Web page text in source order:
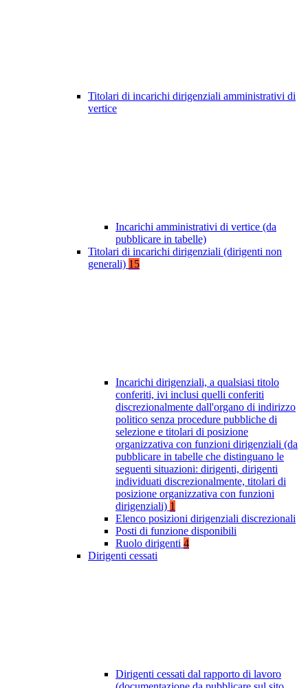
Titolari di incarichi dirigenziali amministrativi di
vertice
Incarichi amministrativi di vertice (da
pubblicare in tabelle)
Titolari di incarichi dirigenziali (dirigenti non
generali) 15
Incarichi dirigenziali, a qualsiasi titolo
conferiti, ivi inclusi quelli conferiti
discrezionalmente dall'organo di indirizzo
politico senza procedure pubbliche di
selezione e titolari di posizione
organizzativa con funzioni dirigenziali (da
pubblicare in tabelle che distinguano le
seguenti situazioni: dirigenti, dirigenti
individuati discrezionalmente, titolari di
posizione organizzativa con funzioni
dirigenziali) 1
Elenco posizioni dirigenziali discrezionali
Posti di funzione disponibili
Ruolo dirigenti 4
Dirigenti cessati
Dirigenti cessati dal rapporto di lavoro